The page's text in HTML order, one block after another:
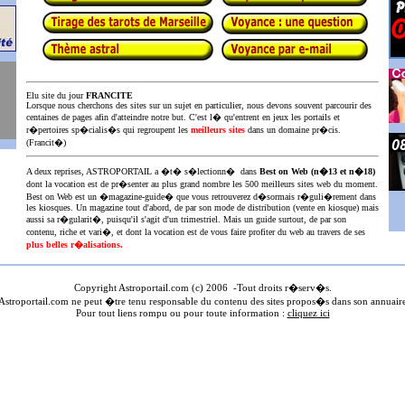
Elu site du jourFRANCITE
Lorsque nous cherchons des sites sur un sujet en particulier, nous devons souvent parcourir des
centaines de pages afin d'atteindre notre but. C'est l� qu'entrent en jeux les portails et
r�pertoires sp�cialis�s qui regroupent les meilleurs sites dans un domaine pr�cis.
(Francit�)
A deux reprises, ASTROPORTAIL a �t� s�lectionn� dans Best on Web (n�13 et n�18)
dont la vocation est de pr�senter au plus grand nombre les 500 meilleurs sites web du moment.
Best on Web est un �magazine-guide� que vous retrouverez d�sormais r�guli�rement dans
les kiosques. Un magazine tout d'abord, de par son mode de distribution (vente en kiosque) mais
aussi sa r�gularit�, puisqu'il s'agit d'un trimestriel. Mais un guide surtout, de par son
contenu, riche et vari�, et dont la vocation est de vous faire profiter du web au travers de ses
plus belles r�alisations.
Copyright Astroportail.com (c) 2006 -Tout droits r�serv�s.
ne peut �tre tenu responsable du contenu des sites propos�s dans son
Pour tout liens rompu ou pour toute information : cliquez ici